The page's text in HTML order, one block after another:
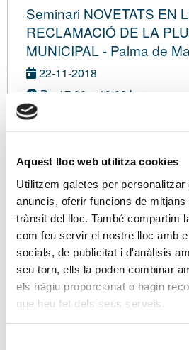
Aquest lloc web utilitza cookies
Utilitzem galetes per personalitzar
anuncis, oferir funcions de
trànsit del lloc. També compartim
com feu servir el nostre lloc amb
socials, de publicitat i d'anàlisis
seu torn, ells la poden combinar
els hàgiu proporcionat o hagin
que heu fet dels seus serveis.
Seminari NOVETATS EN
RECLAMACIÓ DE LA
MUNICIPAL - Palma de
22-11-2018
De 17.00 a 19.00 hores.
Seu de la Delegació de
Alexandre Jaume, 9 – 1er.-1a.
Amb inscripció de pagament
Modalitat sense definir
No associat:90,00 €
Ponents